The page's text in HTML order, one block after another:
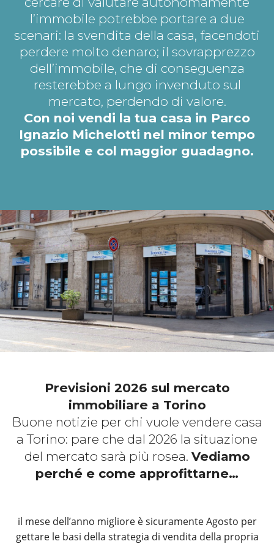
l’immobile potrebbe portare a due
scenari: la svendita della casa, facendoti
perdere molto denaro; il sovrapprezzo
dell’immobile, che di conseguenza
resterebbe a lungo invenduto sul
mercato, perdendo di valore.
Con noi vendi la tua casa in Parco
Ignazio Michelotti nel minor tempo
possibile e col maggior guadagno.
Previsioni 2026 sul mercato
immobiliare a Torino
Buone notizie per chi vuole vendere casa
a Torino: pare che dal 2026 la situazione
del mercato sarà più rosea. Vediamo
perché e come approfittarne…
il mese dell’anno migliore è sicuramente Agosto per
gettare le basi della strategia di vendita della propria